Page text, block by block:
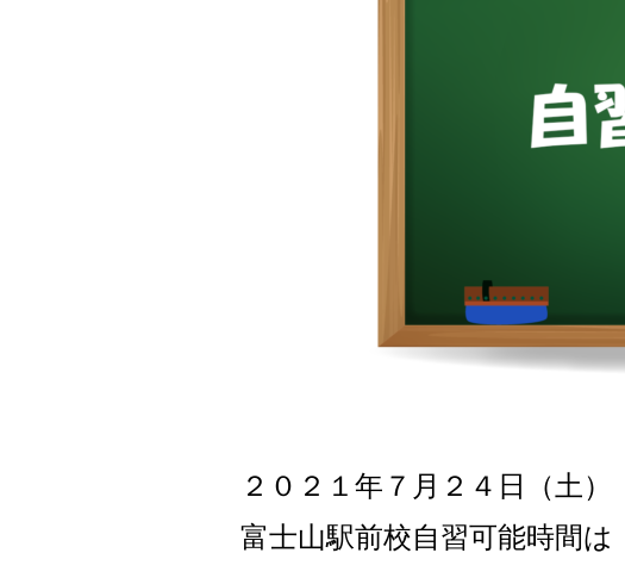
２０２１年７月２４ 日（土）
富士山駅前校自習可能時間は